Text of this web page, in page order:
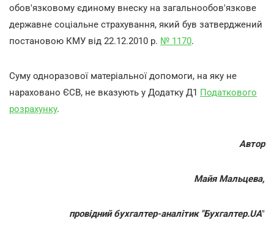
обов'язковому єдиному внеску на загальнообов'язкове
державне соціальне страхування, який був затверджений
постановою КМУ від 22.12.2010 р. № 1170.
Суму одноразової матеріальної допомоги, на яку не
нараховано ЄСВ, не вказують у Додатку Д1 Податкового
розрахунку.
Автор
Майя Мальцева,
провідний бухгалтер-аналітик "Бухгалтер.UA"